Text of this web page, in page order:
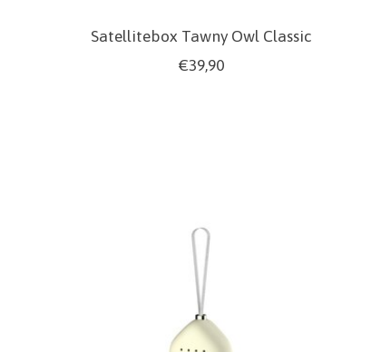
Satellitebox Tawny Owl Classic
€39,90